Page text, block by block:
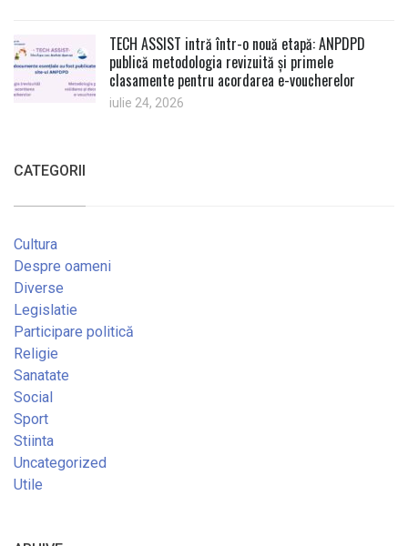
TECH ASSIST intră într-o nouă etapă: ANPDPD
publică metodologia revizuită și primele
clasamente pentru acordarea e-voucherelor
iulie 24, 2026
CATEGORII
Cultura
Despre oameni
Diverse
Legislatie
Participare politică
Religie
Sanatate
Social
Sport
Stiinta
Uncategorized
Utile